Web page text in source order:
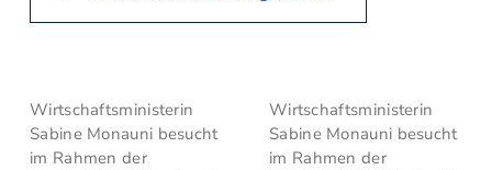
Wirtschaftsministerin
Sabine Monauni besucht
im Rahmen der
Wirtschaftsministerin
Sabine Monauni besucht
im Rahmen der